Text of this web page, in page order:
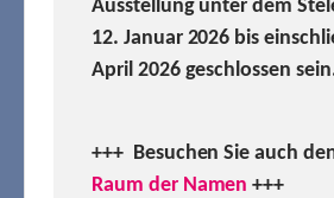
Ausstellung unter dem
12. Januar 2026 bis
April 2026 geschlossen
+++ Besuchen Sie auch
Raum der Namen +++